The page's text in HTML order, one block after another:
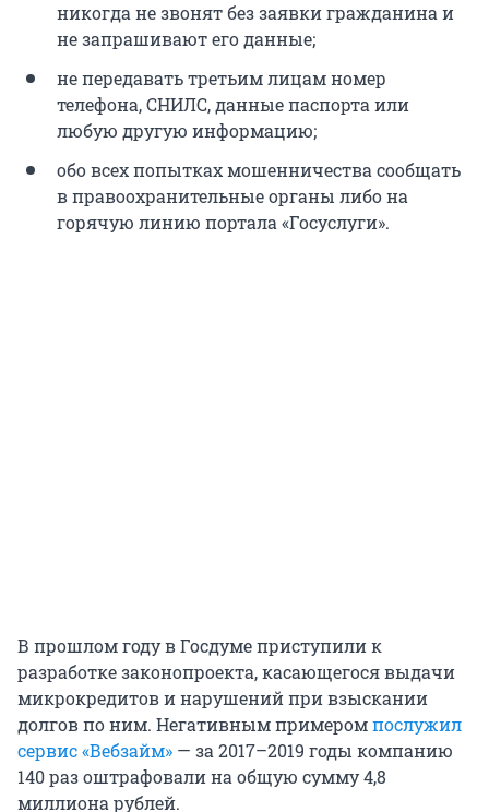
никогда не звонят без заявки гражданина и
не запрашивают его данные;
не передавать третьим лицам номер
телефона, СНИЛС, данные паспорта или
любую другую информацию;
обо всех попытках мошенничества сообщать
в правоохранительные органы либо на
горячую линию портала «Госуслуги».
В прошлом году в Госдуме приступили к
разработке законопроекта, касающегося выдачи
микрокредитов и нарушений при взыскании
долгов по ним. Негативным примеромпослужил
сервис «Вебзайм» — за 2017–2019 годы компанию
140 раз оштрафовали на общую сумму 4,8
миллиона рублей.